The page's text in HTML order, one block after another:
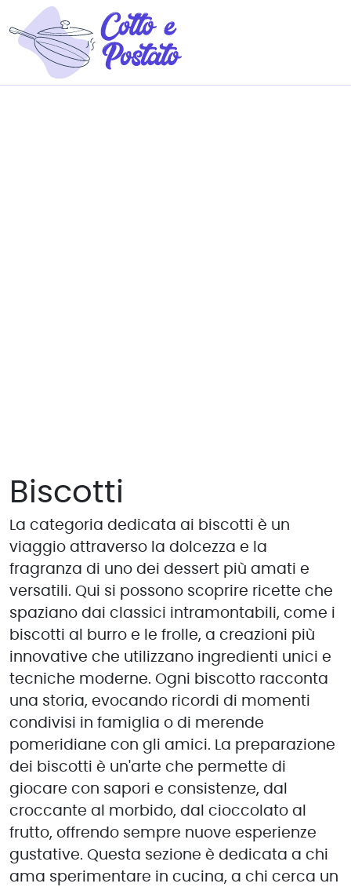
Biscotti
La categoria dedicata ai biscotti è un
viaggio attraverso la dolcezza e la
fragranza di uno dei dessert più amati e
versatili. Qui si possono scoprire ricette che
spaziano dai classici intramontabili, come i
biscotti al burro e le frolle, a creazioni più
innovative che utilizzano ingredienti unici e
tecniche moderne. Ogni biscotto racconta
una storia, evocando ricordi di momenti
condivisi in famiglia o di merende
pomeridiane con gli amici. La preparazione
dei biscotti è un'arte che permette di
giocare con sapori e consistenze, dal
croccante al morbido, dal cioccolato al
frutto, offrendo sempre nuove esperienze
gustative. Questa sezione è dedicata a chi
ama sperimentare in cucina, a chi cerca un